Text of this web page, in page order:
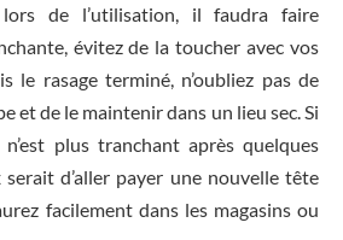
lors de l’utilisation, il faudra faire
évitez de la toucher avec vos
le rasage terminé, n’oubliez pas de
et de le maintenir dans un lieu sec. Si
plus tranchant après quelques
d’aller payer une nouvelle tête
facilement dans les magasins ou